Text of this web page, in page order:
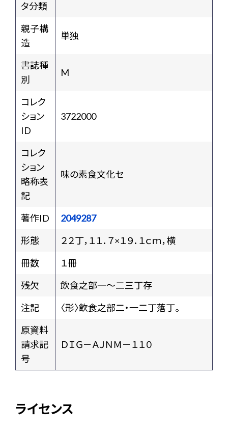
タ分類
親子構
造
単独
書誌種
別
M
コレク
ション
ID
3722000
コレク
ション
略称表
記
味の素食文化セ
著作ID
2049287
形態
２２丁，１１．７×１９．１ｃｍ，横
冊数
１冊
残欠
飲食之部一～二三丁存
注記
〈形〉飲食之部二・一二丁落丁。
原資料
請求記
号
ＤＩＧ－ＡＪＮＭ－１１０
ライセンス